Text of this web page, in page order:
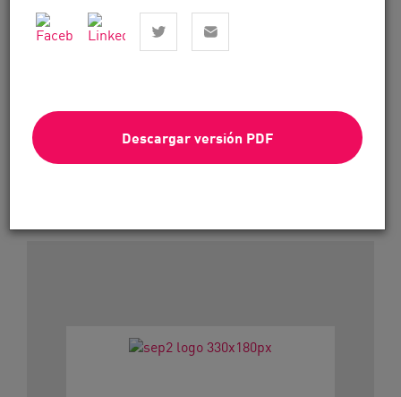
Descargar versión PDF
Servicios financieros
Leer ahora 4 min. leer